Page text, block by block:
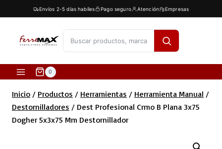
al
contenido
Envíos 2-5 días habíles Pago seguro Atención Empresas
0
Inicio / Productos / Herramientas / Herramienta Manual /
Destornilladores / Dest Profesional Crmo B Plana 3x75
Dogher 5x3x75 Mm Destornillador